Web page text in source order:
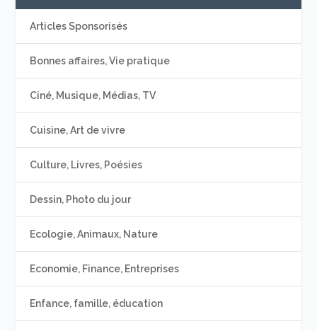
Articles Sponsorisés
Bonnes affaires, Vie pratique
Ciné, Musique, Médias, TV
Cuisine, Art de vivre
Culture, Livres, Poésies
Dessin, Photo du jour
Ecologie, Animaux, Nature
Economie, Finance, Entreprises
Enfance, famille, éducation